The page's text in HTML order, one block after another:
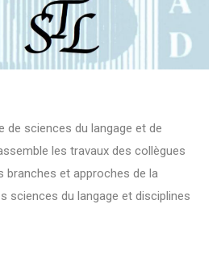
de sciences du langage et de
les travaux des collègues
branches et approches de la
sciences du langage et disciplines